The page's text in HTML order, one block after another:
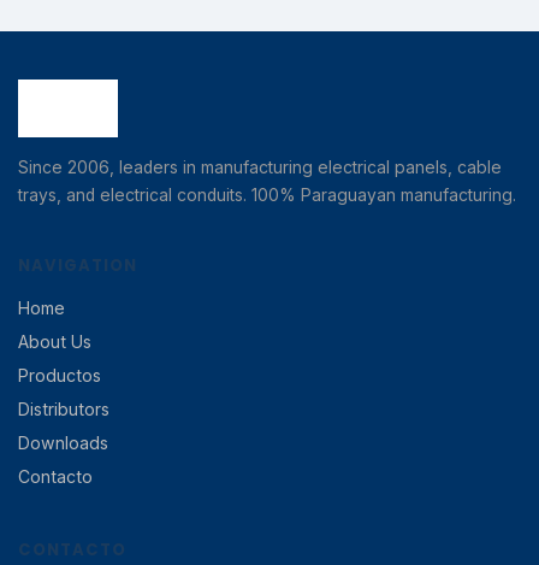
Since 2006, leaders in manufacturing electrical panels, cable
trays, and electrical conduits. 100% Paraguayan manufacturing.
NAVIGATION
Home
About Us
Productos
Distributors
Downloads
Contacto
CONTACTO